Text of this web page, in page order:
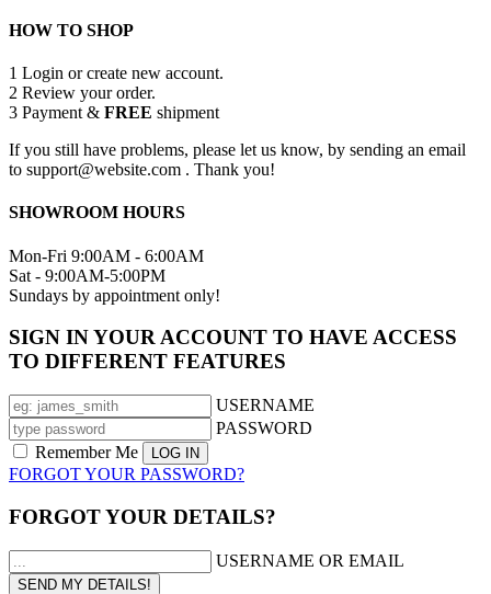
HOW TO SHOP
1 Login or create new account.
2 Review your order.
3 Payment & FREE shipment
If you still have problems, please let us know, by sending an email
to support@website.com . Thank you!
SHOWROOM HOURS
Mon-Fri 9:00AM - 6:00AM
Sat - 9:00AM-5:00PM
Sundays by appointment only!
SIGN IN YOUR ACCOUNT TO HAVE ACCESS
TO DIFFERENT FEATURES
USERNAME
PASSWORD
Remember Me
FORGOT YOUR PASSWORD?
FORGOT YOUR DETAILS?
USERNAME OR EMAIL